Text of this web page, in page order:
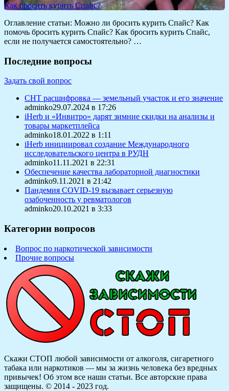
Как бросить курить Спайс?
Оглавление статьи: Можно ли бросить курить Спайс? Как
помочь бросить курить Спайс? Как бросить курить Спайс,
если не получается самостоятельно? …
Последние вопросы
Задать свой вопрос
СНТ расшифровка — земельный участок и его значение
adminko29.07.2024 в 17:26
iHerb и «Инвитро» дарят зимние скидки на анализы и
товары маркетплейса
adminko18.01.2022 в 1:11
iHerb инициировал создание Международного
исследовательского центра в РУДН
adminko11.11.2021 в 22:31
Обеспечение качества лабораторной диагностики
adminko9.11.2021 в 21:42
Пандемия COVID-19 вызывает серьезную
озабоченность у ревматологов
adminko20.10.2021 в 3:33
Категории вопросов
Вопрос по наркотической зависимости
Прочие вопросы
Скажи СТОП любой зависимости от алкоголя, сигаретного
табака или наркотиков — мы за жизнь человека без вредных
привычек! Об этом все наши статьи. Все авторские права
защищены. © 2014 - 2023 год.